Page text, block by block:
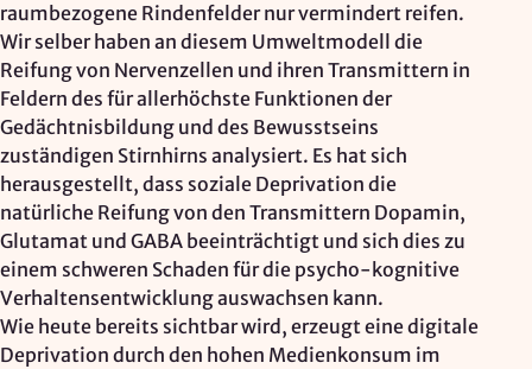
raumbezogene Rindenfelder nur vermindert reifen.
Wir selber haben an diesem Umweltmodell die
Reifung von Nervenzellen und ihren Transmittern in
Feldern des für allerhöchste Funktionen der
Gedächtnisbildung und des Bewusstseins
zuständigen Stirnhirns analysiert. Es hat sich
herausgestellt, dass soziale Deprivation die
natürliche Reifung von den Transmittern Dopamin,
Glutamat und GABA beeinträchtigt und sich dies zu
einem schweren Schaden für die psycho-kognitive
Verhaltensentwicklung auswachsen kann.
Wie heute bereits sichtbar wird, erzeugt eine digitale
Deprivation durch den hohen Medienkonsum im